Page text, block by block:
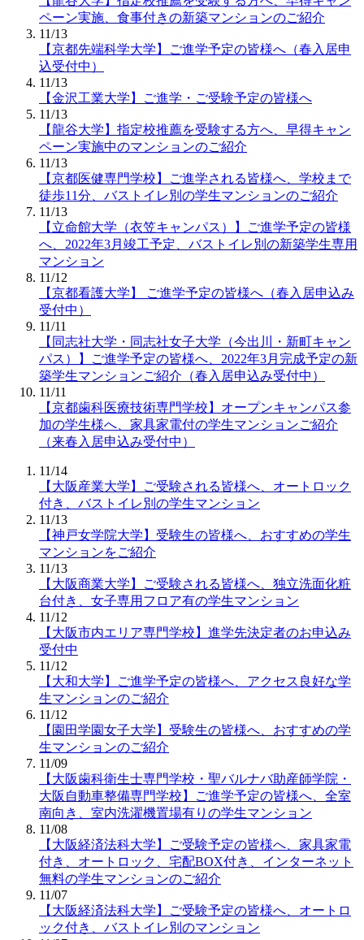
ペーン実施、食事付きの新築マンションのご紹介
11/13
【京都先端科学大学】ご進学予定の皆様へ（春入居申
込受付中）
11/13
【金沢工業大学】ご進学・ご受験予定の皆様へ
11/13
【龍谷大学】指定校推薦を受験する方へ、早得キャン
ペーン実施中のマンションのご紹介
11/13
【京都医健専門学校】ご進学される皆様へ、学校まで
徒歩11分、バストイレ別の学生マンションのご紹介
11/13
【立命館大学（衣笠キャンパス）】ご進学予定の皆様
へ、2022年3月竣工予定、バストイレ別の新築学生専用
マンション
11/12
【京都看護大学】 ご進学予定の皆様へ（春入居申込み
受付中）
11/11
【同志社大学・同志社女子大学（今出川・新町キャン
パス）】ご進学予定の皆様へ、2022年3月完成予定の新
築学生マンションご紹介（春入居申込み受付中）
11/11
【京都歯科医療技術専門学校】オープンキャンパス参
加の学生様へ、家具家電付の学生マンションご紹介
（来春入居申込み受付中）
11/14
【大阪産業大学】ご受験される皆様へ、オートロック
付き、バストイレ別の学生マンション
11/13
【神戸女学院大学】受験生の皆様へ、おすすめの学生
マンションをご紹介
11/13
【大阪商業大学】ご受験される皆様へ、独立洗面化粧
台付き、女子専用フロア有の学生マンション
11/12
【大阪市内エリア専門学校】進学先決定者のお申込み
受付中
11/12
【大和大学】ご進学予定の皆様へ、アクセス良好な学
生マンションのご紹介
11/12
【園田学園女子大学】受験生の皆様へ、おすすめの学
生マンションのご紹介
11/09
【大阪歯科衛生士専門学校・聖バルナバ助産師学院・
大阪自動車整備専門学校】ご進学予定の皆様へ、全室
南向き、室内洗濯機置場有りの学生マンション
11/08
【大阪経済法科大学】ご受験予定の皆様へ、家具家電
付き、オートロック、宅配BOX付き、インターネット
無料の学生マンションのご紹介
11/07
【大阪経済法科大学】ご受験予定の皆様へ、オートロ
ック付き、バストイレ別のマンション